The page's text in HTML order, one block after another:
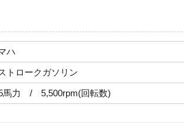
ハ
トロークガソリン
馬力 / 5,500rpm(回転数)